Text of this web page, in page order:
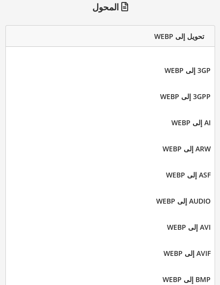
المحول
تحويل إلى WEBP
3GP إلى WEBP
3GPP إلى WEBP
AI إلى WEBP
ARW إلى WEBP
ASF إلى WEBP
AUDIO إلى WEBP
AVI إلى WEBP
AVIF إلى WEBP
BMP إلى WEBP